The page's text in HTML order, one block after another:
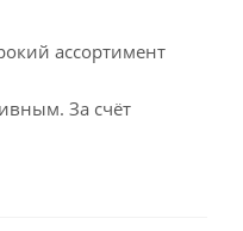
ассортимент
За счёт